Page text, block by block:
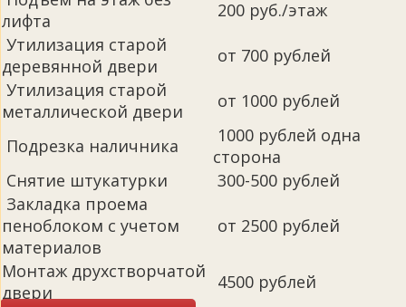
лифта
200 руб./этаж
Утилизация старой
деревянной двери
от 700 рублей
Утилизация старой
металлической двери
от 1000 рублей
Подрезка наличника
1000 рублей одна
сторона
Снятие штукатурки
300-500 рублей
Закладка проема
пеноблоком с учетом
материалов
от 2500 рублей
Монтаж друхстворчатой
двери
4500 рублей